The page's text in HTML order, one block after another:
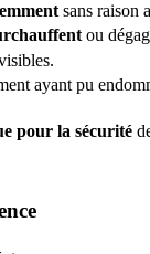
sans raison
ou
ayant pu
pour la sécurité